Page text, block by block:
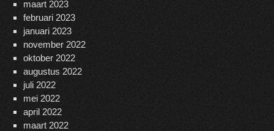
maart 2023
februari 2023
januari 2023
november 2022
oktober 2022
augustus 2022
juli 2022
mei 2022
april 2022
maart 2022